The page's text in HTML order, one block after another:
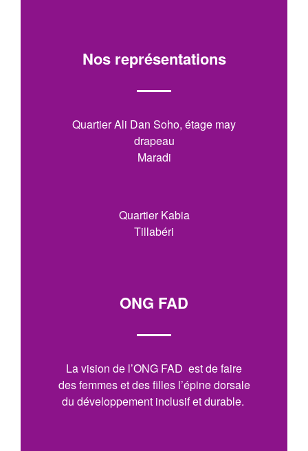
Nos représentations
Quartier Ali Dan Soho, étage may
drapeau
Maradi
Quartier Kabia
Tillabéri
ONG FAD
La vision de l’ONG FAD est de faire
des femmes et des filles l’épine dorsale
du développement inclusif et durable.